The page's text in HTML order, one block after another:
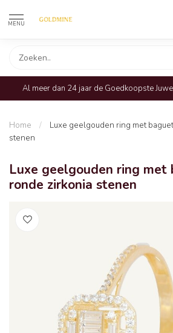
MENU
Al meer dan 24 jaar de Goedkoopste
Home /
Luxe geelgouden ring met
stenen
Luxe geelgouden ring met
ronde zirkonia stenen